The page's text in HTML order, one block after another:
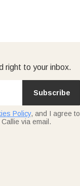
right to your inbox.
Subscribe
Policy, and I agree to
via email.